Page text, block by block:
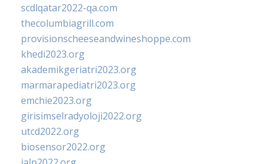
scdlqatar2022-qa.com
thecolumbiagrill.com
provisionscheeseandwineshoppe.com
khedi2023.org
akademikgeriatri2023.org
marmarapediatri2023.org
emchie2023.org
girisimselradyoloji2022.org
utcd2022.org
biosensor2022.org